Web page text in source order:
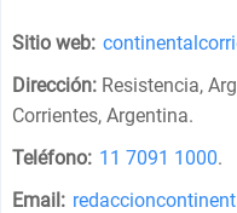
Sitio web:
Dirección: Resistencia,
Corrientes, Argentina.
Teléfono: 11 7091 1000.
Email: